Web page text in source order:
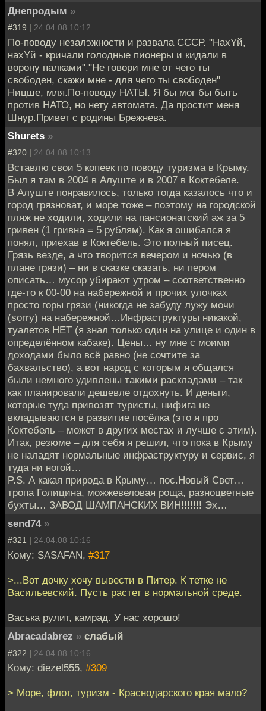
Днепродым »
#319 | 24.04.08 10:12
По-поводу незалэжности и развала СССР. "НахYй,
нахYй - кричали голодные пионеры и кидали в
ворону палками"."Не говори мне от чего ты
свободен, скажи мне - для чего ты свободен"
Ницше, мля.По-поводу НАТЫ. Я бы мог бы быть
против НАТО, но нету автомата. Да простит меня
Шнур.Привет с родины Брежнева.
Shurets »
#320 | 24.04.08 10:13
Вставлю свои 5 копеек по поводу туризма в Крыму.
Был я там в 2004 в Алуште и в 2007 в Коктебеле.
В Алуште понравилось, только тогда казалось что и
город грязноват, и море тоже – поэтому на городской
пляж не ходили, ходили на пансионатский аж за 5
гривен (1 гривна = 5 рублям). Как я ошибался я
понял, приехав в Коктебель. Это полный писец.
Грязь везде, а что творится вечером и ночью (в
плане грязи) – ни в сказке сказать, ни пером
описать… мусор убирают утром – соответственно
где-то к 00-00 на набережной и прочих улочках
просто горы грязи (никогда не забуду лужу мочи
(sorry) на набережной…Инфраструктуры никакой,
туалетов НЕТ (я знал только один на улице и один в
определённом кабаке). Цены… ну мне с моими
доходами было всё равно (не сочтите за
бахвальство), а вот народ с которым я общался
были немного удивлены такими раскладами – так
как планировали дешевле отдохнуть. И деньги,
которые туда привозят туристы, нифига не
вкладываются в развитие посёлка (это я про
Коктебель – может в других местах и лучше с этим).
Итак, резюме – для себя я решил, что пока в Крыму
не наладят нормальные инфраструктуру и сервис, я
туда ни ногой…
P.S. А какая природа в Крыму… пос.Новый Свет…
тропа Голицина, можжевеловая роща, разноцветные
бухты… ЗАВОД ШАМПАНСКИХ ВИН!!!!!!! Эх…
send74 »
#321 | 24.04.08 10:16
Кому: SASAFAN, #317
>...Вот дочку хочу вывести в Питер. К тетке не
Васильевский. Пусть растет в нормальной среде.
Васька рулит, камрад. У нас хорошо!
Abracadabrez » слабый
#322 | 24.04.08 10:16
Кому: diezel555, #309
> Море, флот, туризм - Краснодарского края мало?